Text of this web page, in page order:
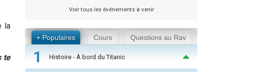
la
te
Voir tous les événements à venir
+ Populaires Cours Questions au Rav
1 Histoire - À bord du Titanic